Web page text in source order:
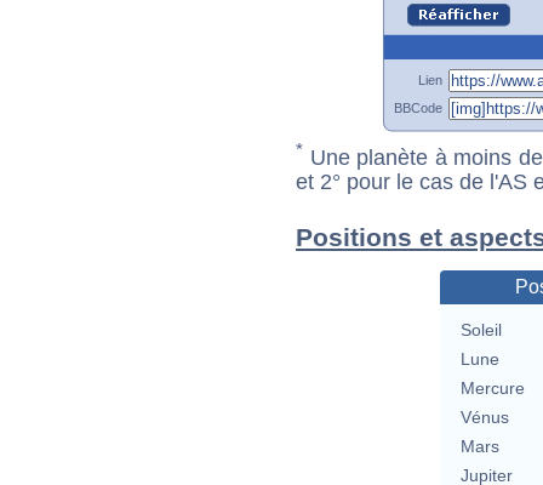
Lien
BBCode
* Une planète à moins
et 2° pour le cas de l'AS
Positions et
Soleil
Lune
Mercure
Vénus
Mars
Jupiter